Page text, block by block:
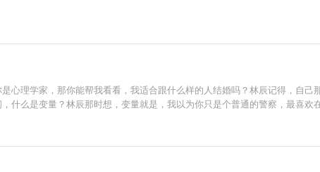
心理学家，那你能帮我看看，我适合跟什么样的人结婚吗？林辰记得，自
什么是变量？林辰那时想，变量就是，我以为你只是个普通的警察，最